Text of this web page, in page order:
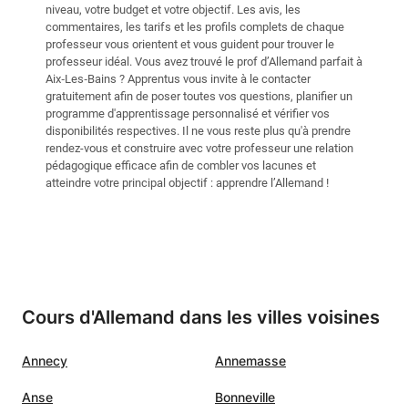
niveau, votre budget et votre objectif. Les avis, les
commentaires, les tarifs et les profils complets de chaque
professeur vous orientent et vous guident pour trouver le
professeur idéal. Vous avez trouvé le prof d’Allemand parfait à
Aix‑Les‑Bains ? Apprentus vous invite à le contacter
gratuitement afin de poser toutes vos questions, planifier un
programme d'apprentissage personnalisé et vérifier vos
disponibilités respectives. Il ne vous reste plus qu'à prendre
rendez-vous et construire avec votre professeur une relation
pédagogique efficace afin de combler vos lacunes et
atteindre votre principal objectif : apprendre l’Allemand !
Cours d'Allemand dans les villes voisines
Annecy Annemasse
Anse Bonneville